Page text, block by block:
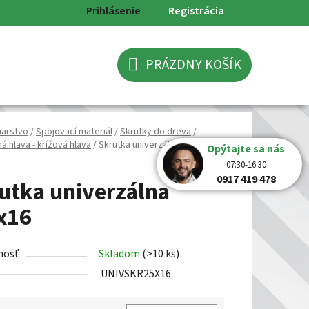
Prihlásenie Registrácia
NÁKUPNÝ
KOŠÍK
PRÁZDNY KOŠÍK
/Spojovací materiál/Skrutky do dreva/
hlava - krížová hlava/Skrutka univerzálna 2,5x16
univerzálna
Skladom (>10 ks)
UNIVSKR25X16
Opýtajte sa nás
07:30-16:30
0917 419 478